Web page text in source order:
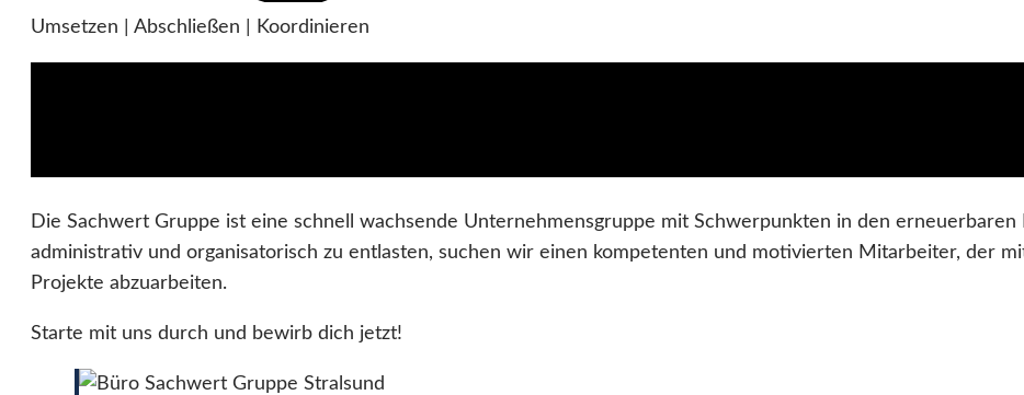
Umsetzen | Abschließen | Koordinieren
Die Sachwert Gruppe ist eine schnell wachsende Unternehmensgruppe mit Schwerpunkten in den erneuerbaren
administrativ und organisatorisch zu entlasten, suchen wir einen kompetenten und motivierten Mitarbeiter, der
Projekte abzuarbeiten.
Starte mit uns durch und bewirb dich jetzt!